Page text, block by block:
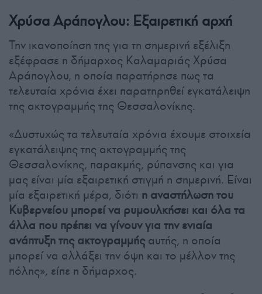
Χρύσα Αράπογλου: Εξαιρετική αρχή
Την ικανοποίηση της για τη σημερινή εξέλιξη
εξέφρασε η δήμαρχος Καλαμαριάς Χρύσα
Αράπογλου, η οποία παρατήρησε πως τα
τελευταία χρόνια έχει παρατηρηθεί εγκατάλειψη
της ακτογραμμής της Θεσσαλονίκης.
«Δυστυχώς τα τελευταία χρόνια έχουμε στοιχεία
εγκατάλειψης της ακτογραμμής της
Θεσσαλονίκης, παρακμής, ρύπανσης και για
μας είναι μία εξαιρετική στιγμή η σημερινή. Είναι
μία εξαιρετική μέρα, διότι η αναστήλωση του
Κυβερνείου μπορεί να ρυμουλκήσει και όλα τα
άλλα που πρέπει να γίνουν για την ενιαία
ανάπτυξη της ακτογραμμήςαυτής, η οποία
μπορεί να αλλάξει την όψη και το μέλλον της
πόλης», είπε η δήμαρχος.